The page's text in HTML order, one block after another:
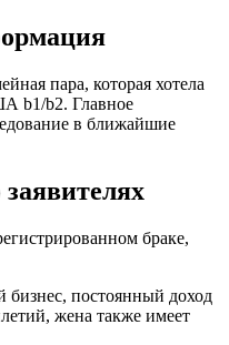
пара, которая хотела
b1/b2. Главное
в ближайшие
браке,
бизнес, постоянный доход
жена также имеет